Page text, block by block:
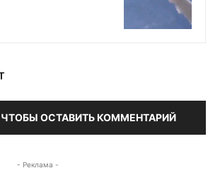
ОСТАВИТЬ КОММЕНТАРИЙ
- Реклама -